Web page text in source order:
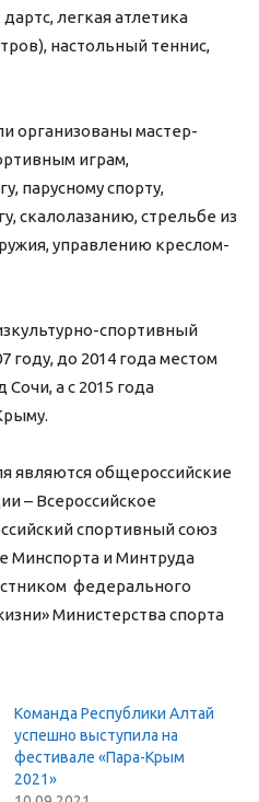
легкая атлетика
настольный теннис,
организованы мастер-
играм,
парусному спорту,
скалолазанию, стрельбе из
управлению креслом-
спортивный
году, до 2014 года местом
а с 2015 года
являются общероссийские
– Всероссийское
спортивный союз
Минспорта и Минтруда
федерального
Министерства спорта
Команда Республики Алтай
успешно выступила на
фестивале «Пара-Крым
2021»